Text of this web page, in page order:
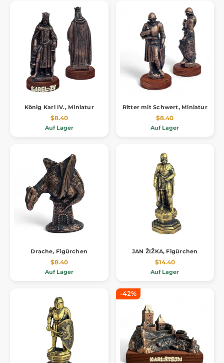
König Karl IV., Miniatur
$8.40
Auf Lager
Ritter mit Schwert, Miniatur
$8.40
Auf Lager
Drache, Figürchen
$8.40
Auf Lager
JAN ŽIŽKA, Figürchen
$14.40
Auf Lager
-42%